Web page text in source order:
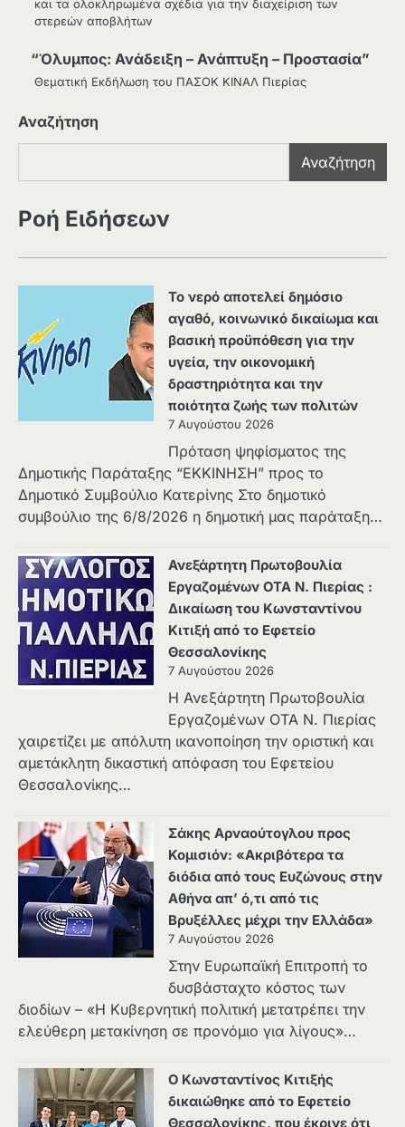
και τα ολοκληρωμένα σχέδια για την διαχείριση των
στερεών αποβλήτων
“Όλυμπος: Ανάδειξη – Ανάπτυξη – Προστασία”
Θεματική Εκδήλωση του ΠΑΣΟΚ ΚΙΝΑΛ Πιερίας
Αναζήτηση
Αναζήτηση
Ροή Ειδήσεων
Το νερό αποτελεί δημόσιο
αγαθό, κοινωνικό δικαίωμα και
βασική προϋπόθεση για την
υγεία, την οικονομική
δραστηριότητα και την
ποιότητα ζωής των πολιτών
7 Αυγούστου 2026
Πρόταση ψηφίσματος της
Δημοτικής Παράταξης “ΕΚΚΙΝΗΣΗ” προς το
Δημοτικό Συμβούλιο Κατερίνης Στο δημοτικό
συμβούλιο της 6/8/2026 η δημοτική μας παράταξη…
Ανεξάρτητη Πρωτοβουλία
Εργαζομένων ΟΤΑ Ν. Πιερίας :
Δικαίωση του Κωνσταντίνου
Κιτιξή από το Εφετείο
Θεσσαλονίκης
7 Αυγούστου 2026
Η Ανεξάρτητη Πρωτοβουλία
Εργαζομένων ΟΤΑ Ν. Πιερίας
χαιρετίζει με απόλυτη ικανοποίηση την οριστική και
αμετάκλητη δικαστική απόφαση του Εφετείου
Θεσσαλονίκης…
Σάκης Αρναούτογλου προς
Κομισιόν: «Ακριβότερα τα
διόδια από τους Ευζώνους στην
Αθήνα απ’ ό,τι από τις
Βρυξέλλες μέχρι την Ελλάδα»
7 Αυγούστου 2026
Στην Ευρωπαϊκή Επιτροπή το
δυσβάσταχτο κόστος των
διοδίων – «Η Κυβερνητική πολιτική μετατρέπει την
ελεύθερη μετακίνηση σε προνόμιο για λίγους»…
Ο Κωνσταντίνος Κιτιξής
δικαιώθηκε από το Εφετείο
Θεσσαλονίκης, που έκρινε ότι